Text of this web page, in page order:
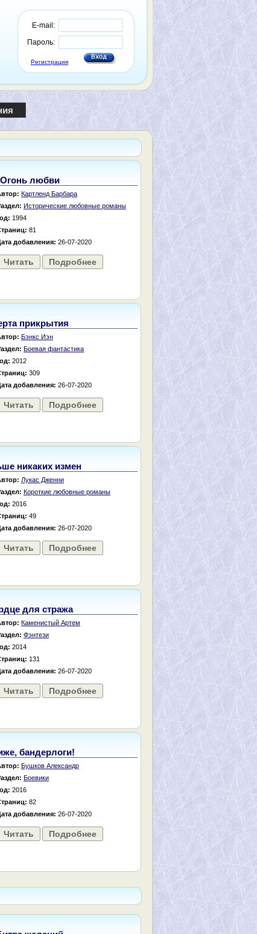
E-mail:
Пароль:
Регистрация
Огонь любви
Картленд Барбара
Исторические любовные романы
1994
81
добавления: 26-07-2020
Читать Подробнее
прикрытия
Бэнкс Иэн
Боевая фантастика
2012
309
добавления: 26-07-2020
Читать Подробнее
никаких измен
Лукас Дженни
Короткие любовные романы
2016
49
добавления: 26-07-2020
Читать Подробнее
для стража
Каменистый Артем
Фэнтези
2014
131
добавления: 26-07-2020
Читать Подробнее
бандерлоги!
Бушков Александр
Боевики
2016
82
добавления: 26-07-2020
Читать Подробнее